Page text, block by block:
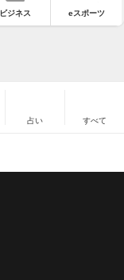
ビジネス eスポーツ
占い すべて